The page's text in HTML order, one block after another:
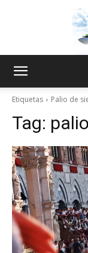
Etiquetas Palio de
Tag: